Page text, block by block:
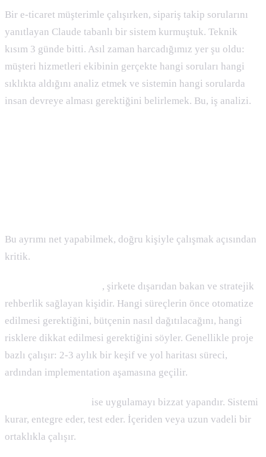
Bir e-ticaret müşterimle çalışırken, sipariş takip sorularını
yanıtlayan Claude tabanlı bir sistem kurmuştuk. Teknik
kısım 3 günde bitti. Asıl zaman harcadığımız yer şu oldu:
müşteri hizmetleri ekibinin gerçekte hangi soruları hangi
sıklıkta aldığını analiz etmek ve sistemin hangi sorularda
insan devreye alması gerektiğini belirlemek. Bu, iş analizi.
Bu ayrımı net yapabilmek, doğru kişiyle çalışmak açısından
kritik.
, şirkete dışarıdan bakan ve stratejik
rehberlik sağlayan kişidir. Hangi süreçlerin önce otomatize
edilmesi gerektiğini, bütçenin nasıl dağıtılacağını, hangi
risklere dikkat edilmesi gerektiğini söyler. Genellikle proje
bazlı çalışır: 2-3 aylık bir keşif ve yol haritası süreci,
ardından implementation aşamasına geçilir.
ise uygulamayı bizzat yapandır. Sistemi
kurar, entegre eder, test eder. İçeriden veya uzun vadeli bir
ortaklıkla çalışır.